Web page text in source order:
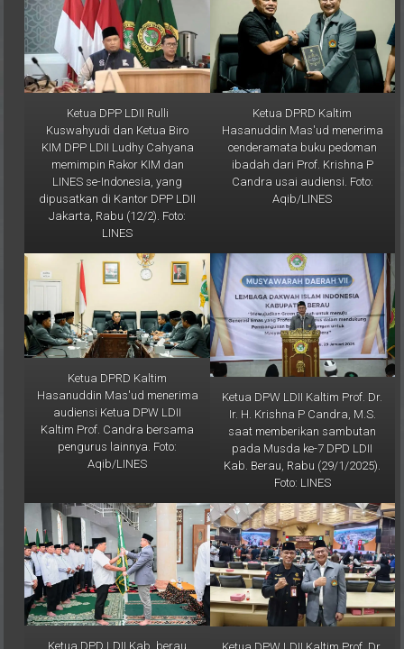
Ketua DPP LDII Rulli
Kuswahyudi dan Ketua Biro
KIM DPP LDII Ludhy Cahyana
memimpin Rakor KIM dan
LINES se-Indonesia, yang
dipusatkan di Kantor DPP LDII
Jakarta, Rabu (12/2). Foto:
LINES
Ketua DPRD Kaltim
Hasanuddin Mas'ud menerima
cenderamata buku pedoman
ibadah dari Prof. Krishna P
Candra usai audiensi. Foto:
Aqib/LINES
Ketua DPRD Kaltim
Hasanuddin Mas'ud menerima
audiensi Ketua DPW LDII
Kaltim Prof. Candra bersama
pengurus lainnya. Foto:
Aqib/LINES
Ketua DPW LDII Kaltim Prof. Dr.
Ir. H. Krishna P Candra, M.S.
saat memberikan sambutan
pada Musda ke-7 DPD LDII
Kab. Berau, Rabu (29/1/2025).
Foto: LINES
Ketua DPD LDII Kab. berau